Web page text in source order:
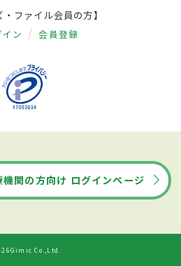
・ファイル会員の方】
イン 会員登録
機関の方向け ログインページ
Co.,Ltd.